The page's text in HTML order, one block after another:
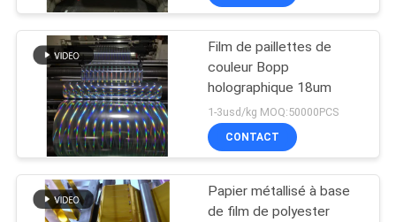
Film de paillettes de
couleur Bopp
holographique 18um
1-3usd/kg MOQ:50000PCS
CONTACT
Papier métallisé à base
de film de polyester